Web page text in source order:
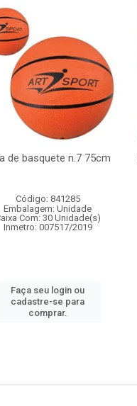
de basquete n.7 75cm
Código: 841285
Embalagem: Unidade
Com: 30 Unidade(s)
Inmetro: 007517/2019
Faça seu login ou
cadastre-se para
comprar.